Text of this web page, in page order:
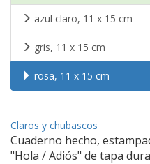
azul claro, 11 x 15 cm
gris, 11 x 15 cm
rosa, 11 x 15 cm
Claros y chubascos
Cuaderno hecho,
"Hola / Adiós" de tapa